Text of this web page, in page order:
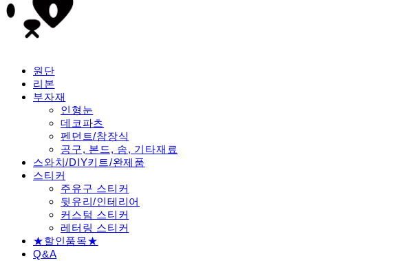
원단
리본
부자재
인형눈
데코파츠
펜던트/참장식
공구, 본드, 솜, 기타재료
스와치/DIY키트/완제품
스티커
주유구 스티커
뒷유리/인테리어
커스텀 스티커
레터링 스티커
★할인품목★
Q&A